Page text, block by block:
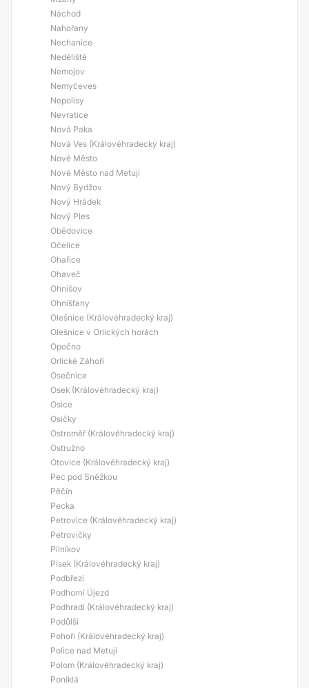
Náchod
Nahořany
Nechanice
Neděliště
Nemojov
Nemyčeves
Nepolisy
Nevratice
Nová Paka
Nová Ves (Královéhradecký kraj)
Nové Město
Nové Město nad Metují
Nový Bydžov
Nový Hrádek
Nový Ples
Obědovice
Očelice
Ohařice
Ohaveč
Ohnišov
Ohnišťany
Olešnice (Královéhradecký kraj)
Olešnice v Orlických horách
Opočno
Orlické Záhoří
Osečnice
Osek (Královéhradecký kraj)
Osice
Osičky
Ostroměř (Královéhradecký kraj)
Ostružno
Otovice (Královéhradecký kraj)
Pec pod Sněžkou
Pěčín
Pecka
Petrovice (Královéhradecký kraj)
Petrovičky
Pilníkov
Písek (Královéhradecký kraj)
Podbřezí
Podhorní Újezd
Podhradí (Královéhradecký kraj)
Podůlší
Pohoří (Královéhradecký kraj)
Police nad Metují
Polom (Královéhradecký kraj)
Poniklá